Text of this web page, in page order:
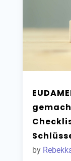
by